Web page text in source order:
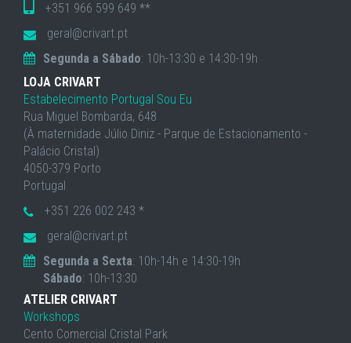
+351 966 599 649 **
geral@crivart.pt
Segunda a Sábado: 10h-13:30 e 14:30-19h
LOJA CRIVART
Estabelecimento Portugal Sou Eu
Rua Miguel Bombarda, 648
(À maternidade Júlio Diniz - Parque de Estacionamento -
Palácio Cristal)
4050-379 Porto
Portugal
+351 226 002 243 *
geral@crivart.pt
Segunda a Sexta: 10h-14h e 14:30-19h
Sábado: 10h-13:30
ATELIER CRIVART
Workshops
Cento Comercial Cristal Park